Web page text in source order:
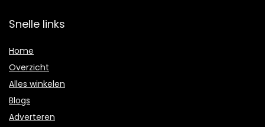
Snelle links
Home
Overzicht
Alles winkelen
Blogs
Adverteren